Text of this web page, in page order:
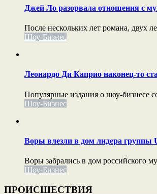
Джей Ло разорвала отношения с
После нескольких лет романа, двух
Шоу-Бизнес
Леонардо Ди Каприо наконец-то
Популярные издания о шоу-бизнесе
Шоу-Бизнес
Воры влезли в дом лидера группы
Воры забрались в дом российского
Шоу-Бизнес
ПРОИСШЕСТВИЯ